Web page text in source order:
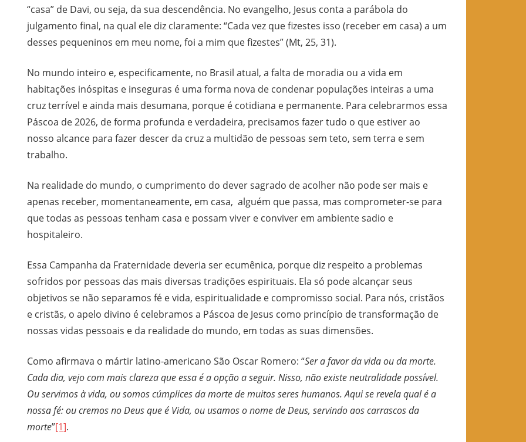
“casa” de Davi, ou seja, da sua descendência. No evangelho, Jesus conta a parábola do
julgamento final, na qual ele diz claramente: “Cada vez que fizestes isso (receber em casa) a um
desses pequeninos em meu nome, foi a mim que fizestes” (Mt, 25, 31).
No mundo inteiro e, especificamente, no Brasil atual, a falta de moradia ou a vida em
habitações inóspitas e inseguras é uma forma nova de condenar populações inteiras a uma
cruz terrível e ainda mais desumana, porque é cotidiana e permanente. Para celebrarmos essa
Páscoa de 2026, de forma profunda e verdadeira, precisamos fazer tudo o que estiver ao
nosso alcance para fazer descer da cruz a multidão de pessoas sem teto, sem terra e sem
trabalho.
Na realidade do mundo, o cumprimento do dever sagrado de acolher não pode ser mais e
apenas receber, momentaneamente, em casa, alguém que passa, mas comprometer-se para
que todas as pessoas tenham casa e possam viver e conviver em ambiente sadio e
hospitaleiro.
Essa Campanha da Fraternidade deveria ser ecumênica, porque diz respeito a problemas
sofridos por pessoas das mais diversas tradições espirituais. Ela só pode alcançar seus
objetivos se não separamos fé e vida, espiritualidade e compromisso social. Para nós, cristãos
e cristãs, o apelo divino é celebramos a Páscoa de Jesus como princípio de transformação de
nossas vidas pessoais e da realidade do mundo, em todas as suas dimensões.
Como afirmava o mártir latino-americano São Oscar Romero: “Ser a favor da vida ou da morte.
Cada dia, vejo com mais clareza que essa é a opção a seguir. Nisso, não existe neutralidade possível.
Ou servimos à vida, ou somos cúmplices da morte de muitos seres humanos. Aqui se revela qual é a
nossa fé: ou cremos no Deus que é Vida, ou usamos o nome de Deus, servindo aos carrascos da
morte”[1].